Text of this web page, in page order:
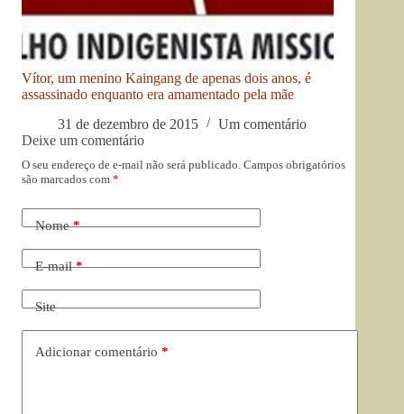
Vítor, um menino Kaingang de apenas dois anos, é
assassinado enquanto era amamentado pela mãe
31 de dezembro de 2015
Um comentário
Deixe um comentário
O seu endereço de e-mail não será publicado. Campos obrigatórios
são marcados com *
Nome*
E-mail*
Site
Adicionar comentário *